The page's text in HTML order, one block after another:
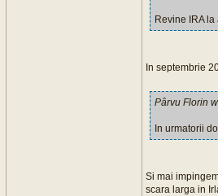
Revine IRA
In septembrie
Pârvu Florin
In urmatorii
Si mai
scara larga in